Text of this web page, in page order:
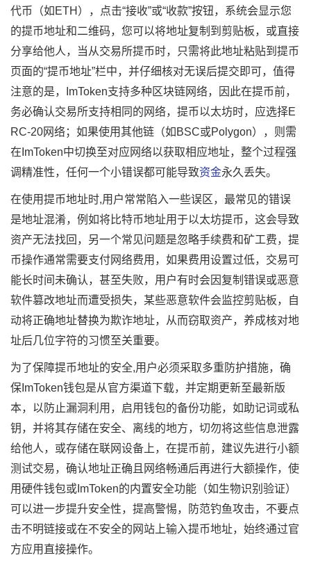
代币（如ETH），点击“接收”或“收款”按钮，系统会显示您
的提币地址和二维码，您可以将地址复制到剪贴板，或直接
分享给他人，当从交易所提币时，只需将此地址粘贴到提币
页面的“提币地址”栏中，并仔细核对无误后提交即可，值得
注意的是，ImToken支持多种区块链网络，因此在提币前，
务必确认交易所支持相同的网络，提币以太坊时，应选择E
RC-20网络；如果使用其他链（如BSC或Polygon），则需
在ImToken中切换至对应网络以获取相应地址，整个过程强
调精准性，任何一个小错误都可能导致资金永久丢失。
在使用提币地址时,用户常常陷入一些误区，最常见的错误
是地址混淆，例如将比特币地址用于以太坊提币，这会导致
资产无法找回，另一个常见问题是忽略手续费和矿工费，提
币操作通常需要支付网络费用，如果费用设置过低，交易可
能长时间未确认，甚至失败，用户有时会因复制错误或恶意
软件篡改地址而遭受损失，某些恶意软件会监控剪贴板，自
动将正确地址替换为欺诈地址，从而窃取资产，养成核对地
址后几位字符的习惯至关重要。
为了保障提币地址的安全,用户必须采取多重防护措施，确
保ImToken钱包是从官方渠道下载，并定期更新至最新版
本，以防止漏洞利用，启用钱包的备份功能，如助记词或私
钥，并将其存储在安全、离线的地方，切勿将这些信息泄露
给他人，或存储在联网设备上，在提币前，建议先进行小额
测试交易，确认地址正确且网络畅通后再进行大额操作，使
用硬件钱包或ImToken的内置安全功能（如生物识别验证）
可以进一步提升安全性，提高警惕，防范钓鱼攻击，不要点
击不明链接或在不安全的网站上输入提币地址，始终通过官
方应用直接操作。